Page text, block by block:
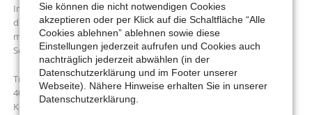
Im Gespräch mit Sigrid Müller-Emsters beantwortet Wilfried Pahlke
diese Frage gewohnt lebendig. Persönliche Anekdoten und
musikalische Beiträge würzen seine Ausführungen. Das Café Leib &
Seele bietet Getränke und Fingerfood zum Selbstkostenpreis.
Treffpunkt: 18:45 Uhr, Café Leib & Seele, Dietrich-Bonhoeffer-Str. 9,
40667 Meerbusch
Kosten: Der Eintritt ist frei.
Sie können die nicht notwendigen Cookies
akzeptieren oder per Klick auf die Schaltfläche “Alle
Cookies ablehnen” ablehnen sowie diese
Einstellungen jederzeit aufrufen und Cookies auch
nachträglich jederzeit abwählen (in der
Datenschutzerklärung und im Footer unserer
Webseite). Nähere Hinweise erhalten Sie in unserer
Datenschutzerklärung.